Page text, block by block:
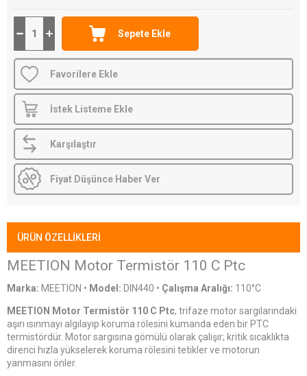
Favorilere Ekle
İstek Listeme Ekle
Karşılaştır
Fiyat Düşünce Haber Ver
ÜRÜN ÖZELLIKLERI
MEETION Motor Termistör 110 C Ptc
Marka: MEETION • Model: DIN440 • Çalışma Aralığı: 110°C
MEETION Motor Termistör 110 C Ptc, trifaze motor sargılarındaki
aşırı ısınmayı algılayıp koruma rölesini kumanda eden bir PTC
termistördür. Motor sargısına gömülü olarak çalışır; kritik sıcaklıkta
direnci hızla yükselerek koruma rölesini tetikler ve motorun
yanmasını önler.